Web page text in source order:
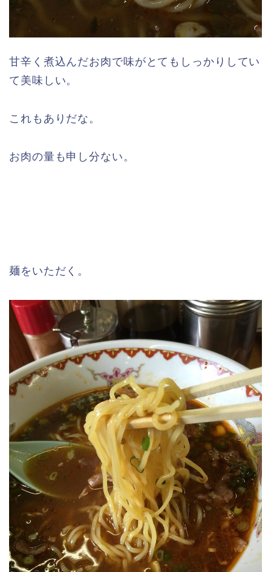
甘辛く煮込んだお肉で味がとてもしっかりしてい
て美味しい。
これもありだな。
お肉の量も申し分ない。
麺をいただく。